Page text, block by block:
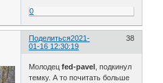
0
Поделиться 38
2021-
01-16 12:30:19
Молодецfed-pavel , подкинул
темку. А то почитать больше